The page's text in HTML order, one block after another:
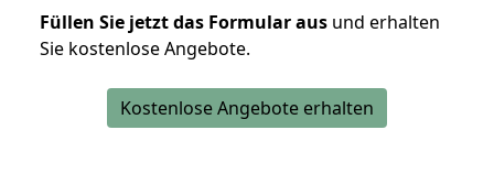
Füllen Sie jetzt das Formular aus und erhalten
Sie kostenlose Angebote.
Kostenlose Angebote erhalten